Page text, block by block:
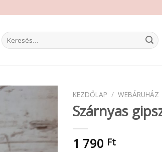
Keresés
a
KEZDŐLAP / WEBÁRUHÁZ
Szárnyas
1 790 Ft